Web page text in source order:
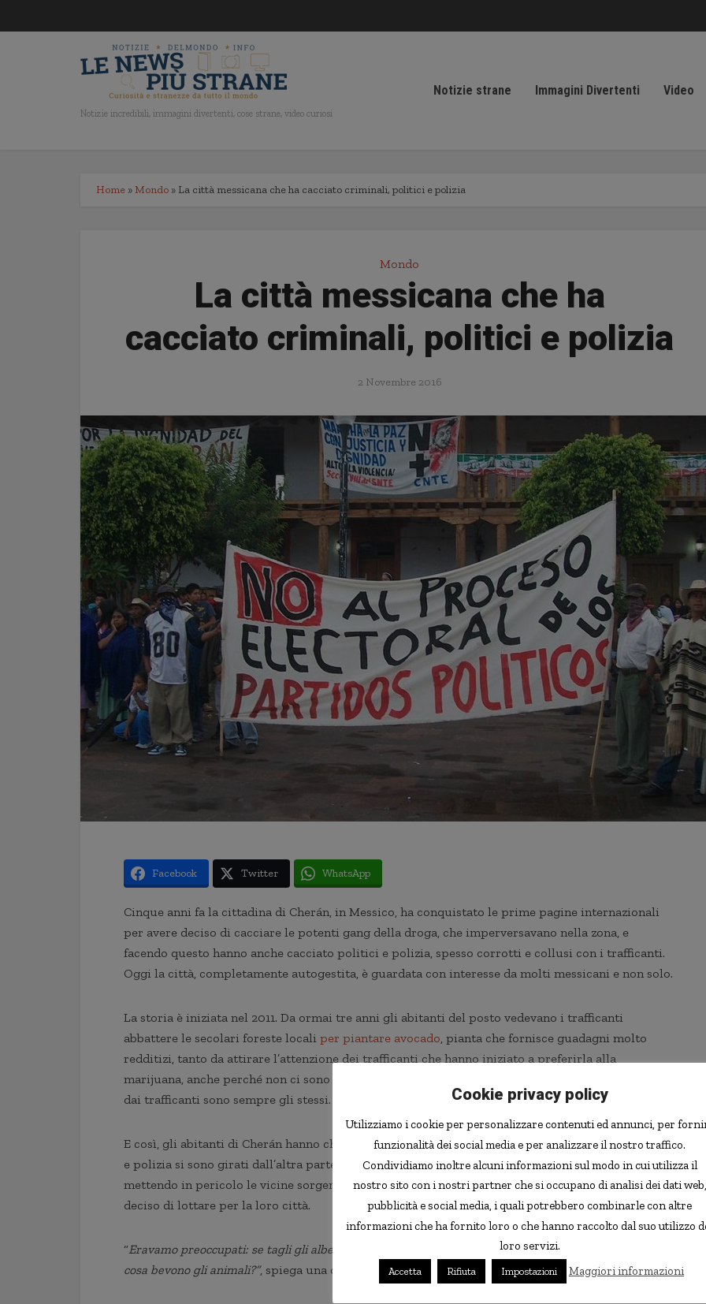
Notizie incredibili, immagini divertenti, cose strane, video curiosi
Notizie strane Immagini Divertenti Video
Home » Mondo » La città messicana che ha cacciato criminali, politici e polizia
Mondo
La città messicana che ha
cacciato criminali, politici e polizia
2 Novembre 2016
Facebook Twitter WhatsApp
Cinque anni fa la cittadina di Cherán, in Messico, ha conquistato le prime pagine internazionali
per avere deciso di cacciare le potenti gang della droga, che imperversavano nella zona, e
facendo questo hanno anche cacciato politici e polizia, spesso corrotti e collusi con i trafficanti.
Oggi la città, completamente autogestita, è guardata con interesse da molti messicani e non solo.
La storia è iniziata nel 2011. Da ormai tre anni gli abitanti del posto vedevano i trafficanti
abbattere le secolari foreste locali per piantare avocado, pianta che fornisce guadagni molto
redditizi, tanto da attirare l’attenzione dei trafficanti che hanno iniziato a preferirla alla
marijuana, anche perché non ci sono i problemi legati all’illegalità della droga. Ma i metodi usati
dai trafficanti sono sempre gli stessi.
E così, gli abitanti di Cherán hanno chiesto aiuto alle autorità, ma non ne hanno ricevuto. Politici
e polizia si sono girati dall’altra parte. Preoccupati dal fatto che il consumo di foreste stava
mettendo in pericolo le vicine sorgenti d’acqua, e con esse il villaggio stesso, gli abitanti hanno
deciso di lottare per la loro città.
“Eravamo preoccupati: se tagli gli alberi, c’è meno acqua. I nostri uomini sono allevatori: senza acqua
cosa bevono gli animali?”, spiega una delle ispiratrici della “rivolta”, Margarita Elvira Romero,
Cookie privacy policy
Utilizziamo i cookie per personalizzare contenuti ed annunci, per
funzionalità dei social media e per analizzare il nostro traffico.
Condividiamo inoltre alcuni informazioni sul modo in cui utilizza il
nostro sito con i nostri partner che si occupano di analisi dei dati web,
pubblicità e social media, i quali potrebbero combinarle con altre
informazioni che ha fornito loro o che hanno raccolto dal suo utilizzo
loro servizi.
Accetta Rifiuta Impostazioni Maggiori informazioni